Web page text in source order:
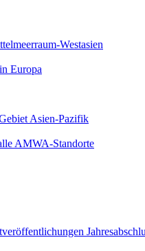
Westasien
Europa
Asien-Pazifik
AMWA-Standorte